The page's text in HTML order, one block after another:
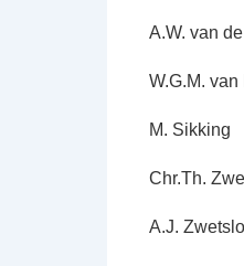
A.W. van
W.G.M.
M. Sikking
Chr.Th.
A.J.